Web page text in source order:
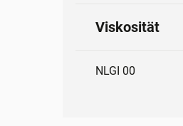
Viskosität
NLGI 00